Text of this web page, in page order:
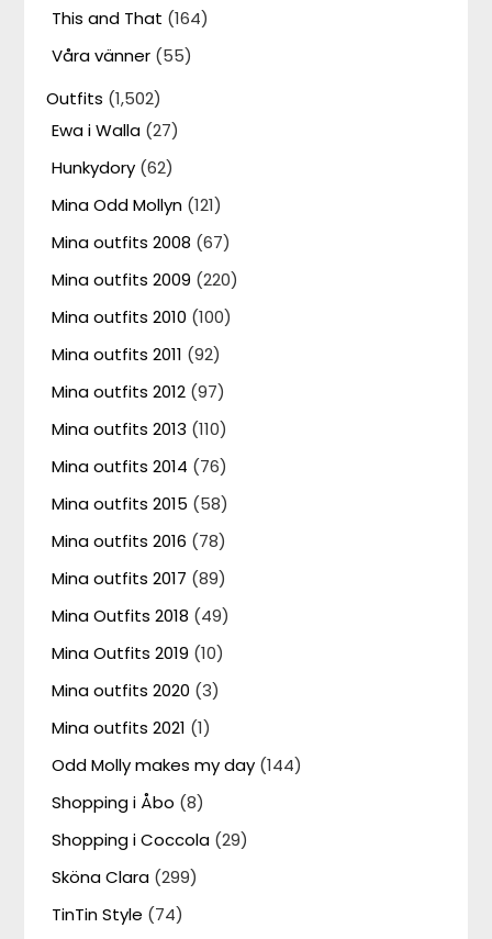
This and That (164)
Våra vänner (55)
Outfits (1,502)
Ewa i Walla (27)
Hunkydory (62)
Mina Odd Mollyn (121)
Mina outfits 2008 (67)
Mina outfits 2009 (220)
Mina outfits 2010 (100)
Mina outfits 2011 (92)
Mina outfits 2012 (97)
Mina outfits 2013 (110)
Mina outfits 2014 (76)
Mina outfits 2015 (58)
Mina outfits 2016 (78)
Mina outfits 2017 (89)
Mina Outfits 2018 (49)
Mina Outfits 2019 (10)
Mina outfits 2020 (3)
Mina outfits 2021 (1)
Odd Molly makes my day (144)
Shopping i Åbo (8)
Shopping i Coccola (29)
Sköna Clara (299)
TinTin Style (74)